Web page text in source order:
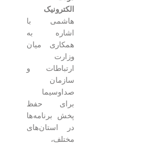
الکترونیک
هاشمی با
اشاره به
همکاری میان
ارتباطات و
صداوسیما
برای حفظ
پخش برنامه‌ها
در استان‌های